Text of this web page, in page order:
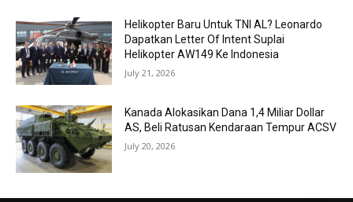
Helikopter Baru Untuk TNI AL? Leonardo
Dapatkan Letter Of Intent Suplai
Helikopter AW149 Ke Indonesia
July 21, 2026
Kanada Alokasikan Dana 1,4 Miliar Dollar
AS, Beli Ratusan Kendaraan Tempur ACSV
July 20, 2026